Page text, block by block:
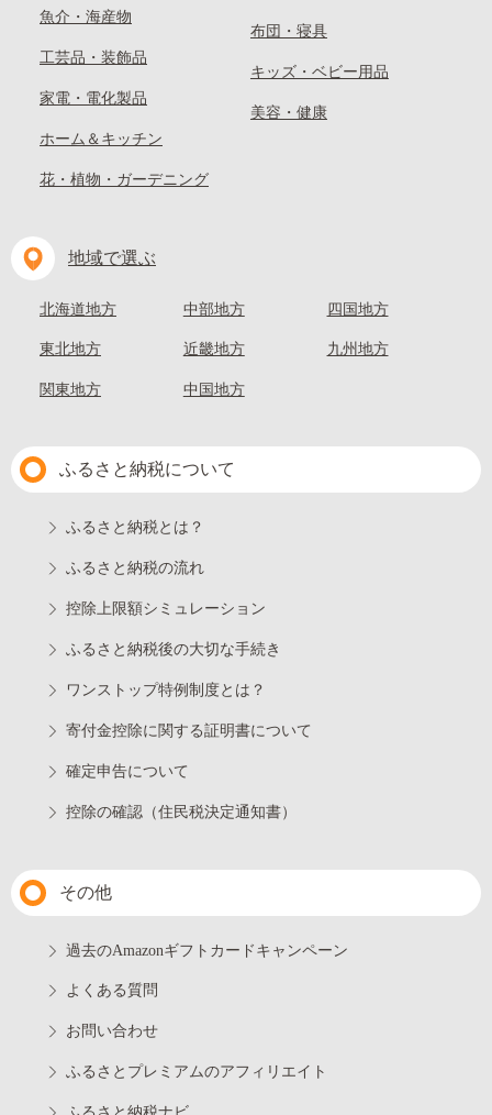
魚介・海産物
工芸品・装飾品
家電・電化製品
ホーム＆キッチン
花・植物・ガーデニング
布団・寝具
キッズ・ベビー用品
美容・健康
地域で選ぶ
北海道地方
東北地方
関東地方
中部地方
近畿地方
中国地方
四国地方
九州地方
ふるさと納税について
ふるさと納税とは？
ふるさと納税の流れ
控除上限額シミュレーション
ふるさと納税後の大切な手続き
ワンストップ特例制度とは？
寄付金控除に関する証明書について
確定申告について
控除の確認（住民税決定通知書）
その他
過去のAmazonギフトカードキャンペーン
よくある質問
お問い合わせ
ふるさとプレミアムのアフィリエイト